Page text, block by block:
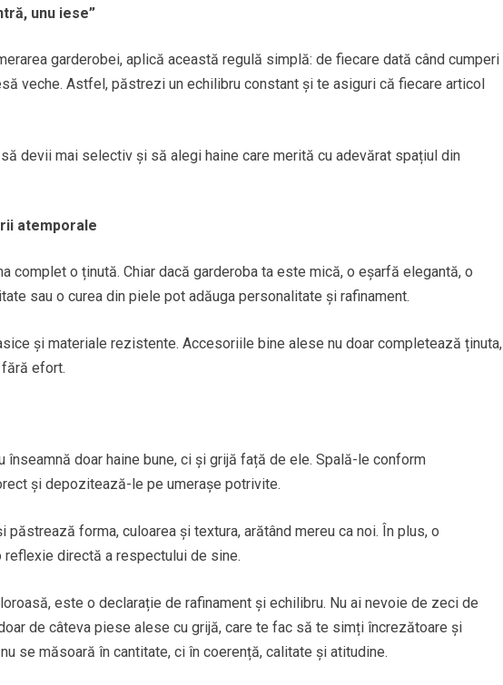
unu iese”
garderobei, aplică această regulă simplă: de fiecare dată când cumperi
veche. Astfel, păstrezi un echilibru constant și te asiguri că fiecare articol
devii mai selectiv și să alegi haine care merită cu adevărat spațiul din
atemporale
complet o ținută. Chiar dacă garderoba ta este mică, o eșarfă elegantă, o
sau o curea din piele pot adăuga personalitate și rafinament.
și materiale rezistente. Accesoriile bine alese nu doar completează ținuta,
efort.
înseamnă doar haine bune, ci și grijă față de ele. Spală-le conform
și depozitează-le pe umerașe potrivite.
păstrează forma, culoarea și textura, arătând mereu ca noi. În plus, o
directă a respectului de sine.
este o declarație de rafinament și echilibru. Nu ai nevoie de zeci de
de câteva piese alese cu grijă, care te fac să te simți încrezătoare și
se măsoară în cantitate, ci în coerență, calitate și atitudine.